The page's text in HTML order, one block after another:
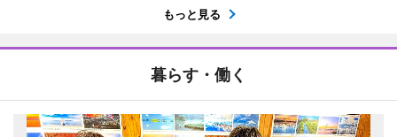
もっと見る
暮らす・働く